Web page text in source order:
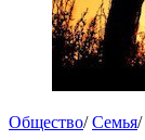
Общество/Семья/